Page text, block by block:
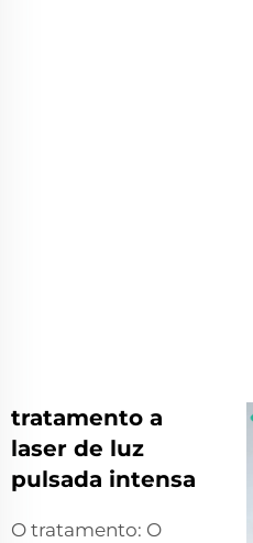
tratamento a
laser de luz
pulsada intensa
O tratamento: O